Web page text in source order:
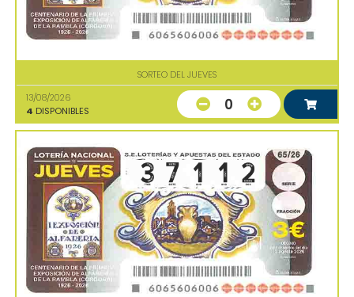
SORTEO DEL JUEVES
13/08/2026
4 DISPONIBLES 0